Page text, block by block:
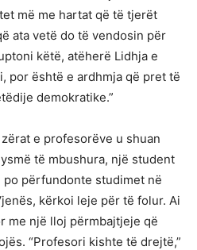
më me hartat që të tjerët
ata vetë do të vendosin për
këtë, atëherë Lidhja e
por është e ardhmja që pret të
demokratike.”
e profesorëve u shuan
të mbushura, një student
po përfundonte studimet në
kërkoi leje për të folur. Ai
me një lloj përmbajtjeje që
“Profesori kishte të drejtë,”